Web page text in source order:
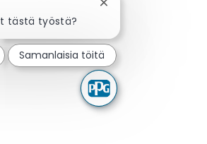
tästä työstä?
Sulje chatbot-ilmoitus
Samanlaisia töitä